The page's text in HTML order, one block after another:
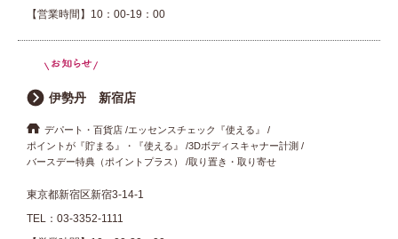
【営業時間】10：00-19：00
伊勢丹 新宿店
デパート・百貨店 エッセンスチェック『使える』
ポイントが『貯まる』・『使える』
3Dボディスキャナー計測
バースデー特典（ポイントプラス）
取り置き・取り寄せ
東京都新宿区新宿3-14-1
TEL： 03-3352-1111